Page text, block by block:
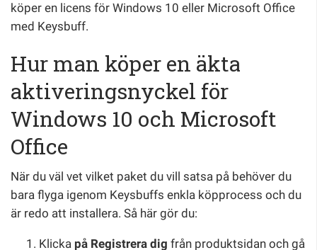
köper en licens för Windows 10 eller Microsoft Office
med Keysbuff.
Hur man köper en äkta
aktiveringsnyckel för
Windows 10 och Microsoft
Office
När du väl vet vilket paket du vill satsa på behöver du
bara flyga igenom Keysbuffs enkla köpprocess och du
är redo att installera. Så här gör du:
Klicka på Registrera dig från produktsidan och gå